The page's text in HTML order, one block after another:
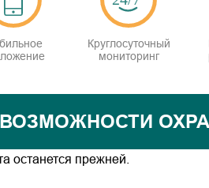
Круглосуточный
мониторинг
останется прежней.